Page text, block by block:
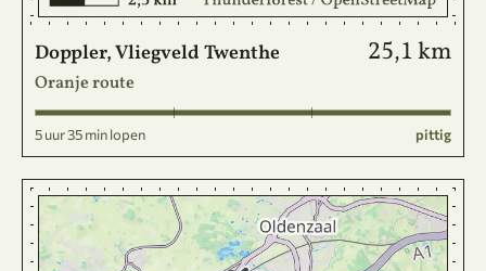
Doppler, Vliegveld Twenthe 25,1 km
Oranje route
5 uur 35 min lopen pittig